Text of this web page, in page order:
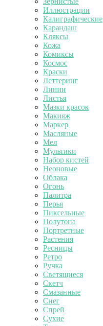
Иллюстрации
Калиграфические
Карандаш
Кляксы
Кожа
Комиксы
Космос
Краски
Леттеринг
Линии
Листья
Мазки красок
Макияж
Маркер
Масляные
Мел
Мультики
Набор кистей
Неоновые
Облака
Огонь
Палитра
Перья
Пиксельные
Полутона
Портретные
Растения
Ресницы
Ретро
Ручка
Светящиеся
Скетч
Смазанные
Снег
Спрей
Сухие